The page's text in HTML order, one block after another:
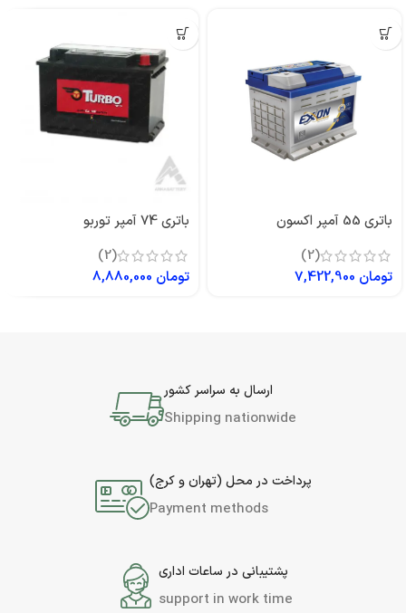
باتری 55 آمپر اکسون
(2)
تومان
باتری 74 آمپر توربو
(2)
تومان
ارسال به سراسر کشور
Shipping nationwide
پرداخت در محل (تهران و کرج)
Payment methods
پشتیبانی در ساعات اداری
support in work time